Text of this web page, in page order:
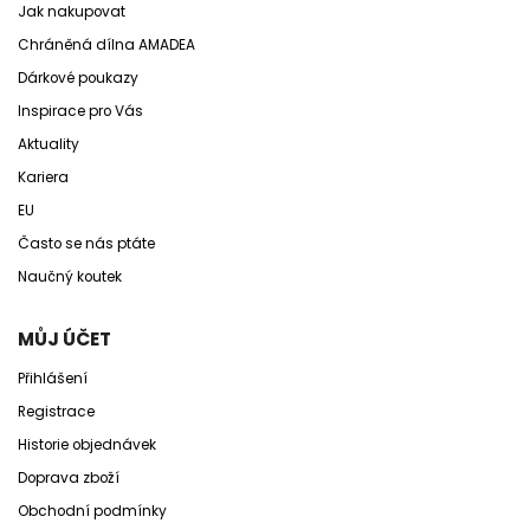
Jak nakupovat
Chráněná dílna AMADEA
Dárkové poukazy
Inspirace pro Vás
Aktuality
Kariera
EU
Často se nás ptáte
Naučný koutek
MŮJ ÚČET
Přihlášení
Registrace
Historie objednávek
Doprava zboží
Obchodní podmínky